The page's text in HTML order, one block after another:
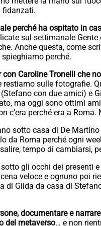
fidanzati.
perché ha ospitato in
sul settimanale
Anche questa, come
perché.
Caroline Tronelli che
sulle fotografie.
con due amici) e
ma oggi sono ottimi
c’era perché era a
sotto casa di De
da Roma perché ogni
tempo di cambiarsi,
gli occhi dei presenti
veloce e ognuno poi
di Gilda da casa di
documentare e
del metaverso… e non